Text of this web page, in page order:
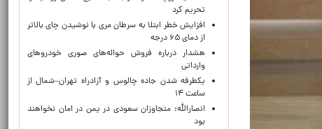
تحریم کرد
افزایش خطر ابتلا به سرطان مری با نوشیدن چای بالاتر
از دمای ۶۵ درجه
هشدار درباره فروش حواله‌های صوری خودروهای
وارداتی
یکطرفه شدن جاده چالوس و آزادراه تهران–شمال از
ساعت ۱۴
انصارالله: متجاوزان سعودی در یمن در امان نخواهند
بود